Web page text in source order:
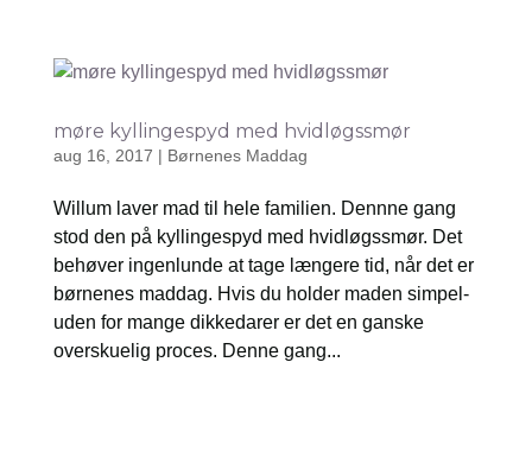
møre kyllingespyd med hvidløgssmør
aug 16, 2017 | Børnenes Maddag
Willum laver mad til hele familien. Dennne gang
stod den på kyllingespyd med hvidløgssmør. Det
behøver ingenlunde at tage længere tid, når det er
børnenes maddag. Hvis du holder maden simpel-
uden for mange dikkedarer er det en ganske
overskuelig proces. Denne gang...